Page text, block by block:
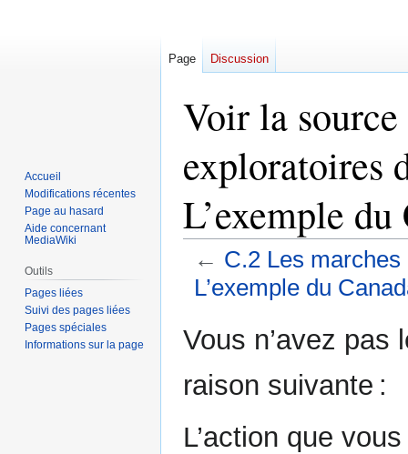
Voir la
exploratoires
L’exemple du
← C.2 Les
L’exemple du
à
navigation
à
recherche
Vous n’avez pas
raison suivante :
L’action que
Page Discussion
Accueil
Modifications récentes
Page au hasard
Aide concernant
MediaWiki
Outils
Pages liées
Suivi des pages liées
Pages spéciales
Informations sur la page